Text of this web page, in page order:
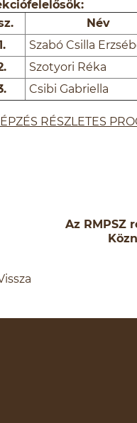
Név
Szabó Csilla
Szotyori Réka
Csibi Gabriella
RÉSZLETES
Az RMPSZ